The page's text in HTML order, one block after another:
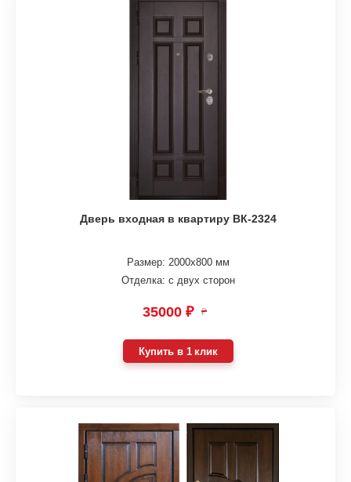
Дверь входная в квартиру ВК-2324
Размер: 2000х800 мм
Отделка: с двух сторон
35000 ₽ ₽
Купить в 1 клик